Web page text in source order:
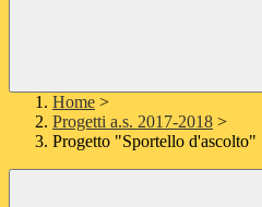
Home >
Progetti a.s. 2017-2018 >
Progetto "Sportello d'ascolto"